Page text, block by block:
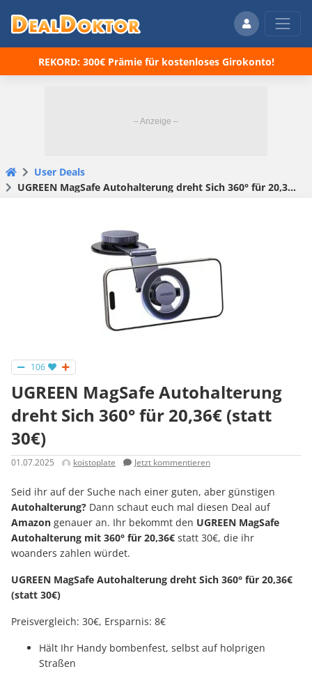
REKORD: 300€ Prämie für kostenloses Girokonto!
User Deals
UGREEN MagSafe Autohalterung dreht Sich 360° für 20,36€ (statt 30€)
106
UGREEN MagSafe Autohalterung
dreht Sich 360° für 20,36€ (statt
30€)
01.07.2025 koistoplate Jetzt kommentieren
Seid ihr auf der Suche nach einer guten, aber günstigen
Autohalterung? Dann schaut euch mal diesen Deal auf
Amazon genauer an. Ihr bekommt den UGREEN MagSafe
Autohalterung mit 360° für 20,36€ statt 30€, die ihr
woanders zahlen würdet.
UGREEN MagSafe Autohalterung dreht Sich 360° für 20,36€
(statt 30€)
Preisvergleich: 30€, Ersparnis: 8€
Hält Ihr Handy bombenfest, selbst auf holprigen
Straßen